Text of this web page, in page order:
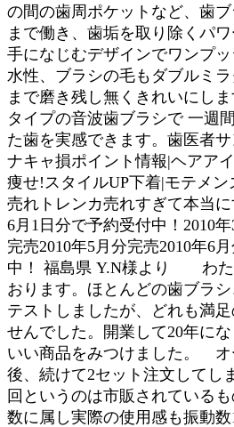
の間の歯周ポケットなど、歯
まで働き、歯垢を取り除くパワ
手になじむデザインでワンプ
水性、ブラシの毛もダブルミ
まで磨き残し無くきれいにし
タイプの音波歯ブラシで 一週
た歯を実感できます。歯医者
ナキャ損ポイント情報|ヘアア
痩せ!スタイルUP下着|モテメ
売れトレンカ売れすぎて本当
6月1日分で予約受付中！2010
完売2010年5月分完売2010年6
中！ 福島県 Y.N様より わた
おります。ほとんどの歯ブラ
テストしましたが、どれも満
せんでした。開業して20年に
いい商品をみつけました。 オ
後、続けて2セット注文してし
回というのは市販されている
数に属し実際の使用感も振動